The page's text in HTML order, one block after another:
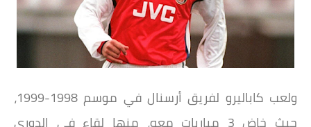
ولعب كاباليرو لفريق أرسنال في موسم 1998-1999،
حيث خاض 3 مباريات معه، منها لقاء في الدوري